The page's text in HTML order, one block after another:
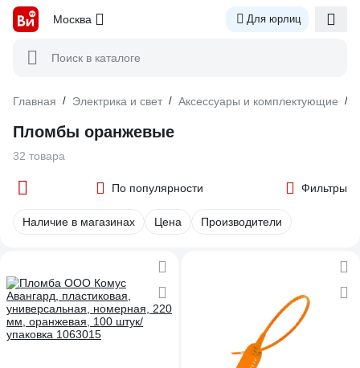
Москва Для юрлиц
Поиск в каталоге
Главная / Электрика и свет / Аксессуары и комплектующие /
Пломбы оранжевые
32 товара
По популярности Фильтры
Наличие в магазинах Цена Производители